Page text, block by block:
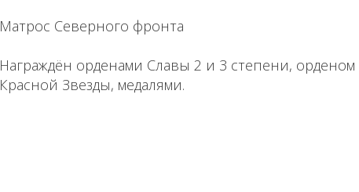
Матрос Северного фронта
Награждён орденами Славы 2 и 3 степени,
Красной Звезды, медалями.